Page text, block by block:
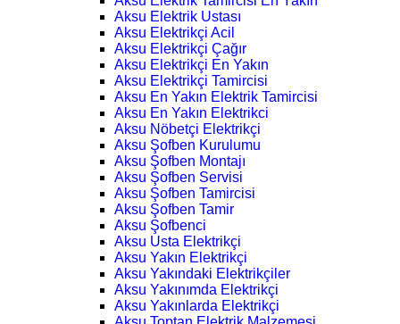
Aksu Elektrik Ustası
Aksu Elektrikçi Acil
Aksu Elektrikçi Çağır
Aksu Elektrikçi En Yakın
Aksu Elektrikçi Tamircisi
Aksu En Yakın Elektrik Tamircisi
Aksu En Yakın Elektrikci
Aksu Nöbetçi Elektrikçi
Aksu Şofben Kurulumu
Aksu Şofben Montajı
Aksu Şofben Servisi
Aksu Şofben Tamircisi
Aksu Şofben Tamir
Aksu Şofbenci
Aksu Usta Elektrikçi
Aksu Yakın Elektrikçi
Aksu Yakındaki Elektrikçiler
Aksu Yakınımda Elektrikçi
Aksu Yakınlarda Elektrikçi